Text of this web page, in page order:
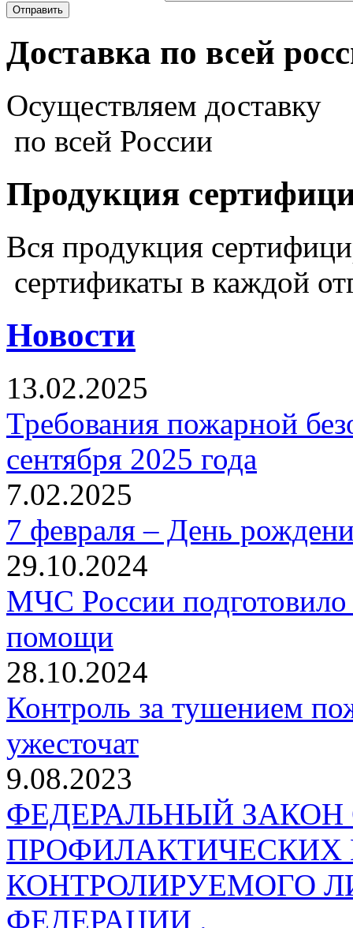
Доставка по всей
Осуществляем доставку
по всей России
Продукция
Вся продукция
сертификаты в каждой
Новости
13.02.2025
Требования пожарной
сентября 2025 года
7.02.2025
7 февраля – День
29.10.2024
МЧС России
помощи
28.10.2024
Контроль за тушением
ужесточат
9.08.2023
ФЕДЕРАЛЬНЫЙ
КОНТРОЛИРУЕМОГО
ФЕДЕРАЦИИ .